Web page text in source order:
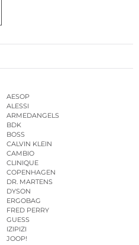
AESOP
ALESSI
ARMEDANGELS
BDK
BOSS
CALVIN KLEIN
CAMBIO
CLINIQUE
COPENHAGEN
DR. MARTENS
DYSON
ERGOBAG
FRED PERRY
GUESS
IZIPIZI
JOOP!